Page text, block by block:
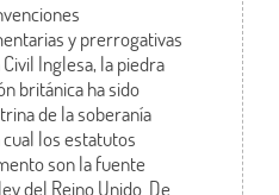
y prerrogativas
Inglesa, la piedra
británica ha sido
de la soberanía
los estatutos
son la fuente
del Reino Unido. De